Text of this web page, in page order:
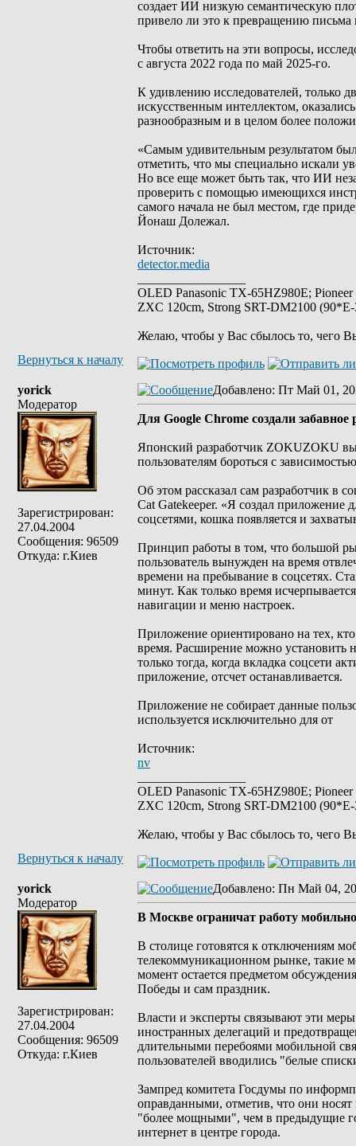
создает ИИ низкую семантическую
привело ли это к превращению письма
Чтобы ответить на эти вопросы,
с августа 2022 года по май 2025-го.
К удивлению исследователей, только
искусственным интеллектом,
разнообразным и в целом более
«Самым удивительным результатом
отметить, что мы специально искали
Но все еще может быть так, что ИИ
проверить с помощью имеющихся
самого начала не был местом, где
Йонаш Долежал.
Источник:
detector.media
OLED Panasonic TX-65HZ980E;
ZXC 120cm, Strong SRT-DM2100
Желаю, чтобы у Вас сбылось то, чего
Вернуться к началу
yorick
Модератор
Зарегистрирован:
27.04.2004
Сообщения: 96509
Откуда: г.Киев
Добавлено: Пт Май 01,
Для Google Chrome создали забавное
Японский разработчик ZOKUZOKU
пользователям бороться с
Об этом рассказал сам разработчик в
Cat Gatekeeper. «Я создал приложение
соцсетями, кошка появляется и
Принцип работы в том, что большой
пользователь вынужден на время
времени на пребывание в соцсетях.
минут. Как только время
навигации и меню настроек.
Приложение ориентировано на тех,
время. Расширение можно установить
только тогда, когда вкладка соцсети
приложение, отсчет останавливается.
Приложение не собирает данные
используется исключительно для от
Источник:
nv
OLED Panasonic TX-65HZ980E;
ZXC 120cm, Strong SRT-DM2100
Желаю, чтобы у Вас сбылось то, чего
Вернуться к началу
yorick
Модератор
Зарегистрирован:
27.04.2004
Сообщения: 96509
Откуда: г.Киев
Добавлено: Пн Май 04,
В Москве ограничат работу
В столице готовятся к отключениям
телекоммуникационном рынке, такие
момент остается предметом
Победы и сам праздник.
Власти и эксперты связывают эти
иностранных делегаций и
длительными перебоями мобильной
пользователей вводились "белые
Зампред комитета Госдумы по
оправданными, отметив, что они
"более мощными", чем в предыдущие
интернет в центре города.